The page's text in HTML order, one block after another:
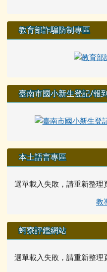
教育部詐騙防制專區
臺南市國小新生登記/報
本土語言專區
選單載入失敗，請重新整理
教
蚵寮評鑑網站
選單載入失敗，請重新整理